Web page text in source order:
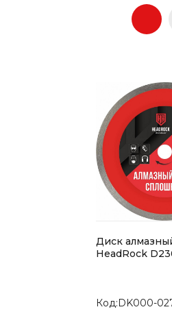
Диск
HeadRock
Код:DK000-